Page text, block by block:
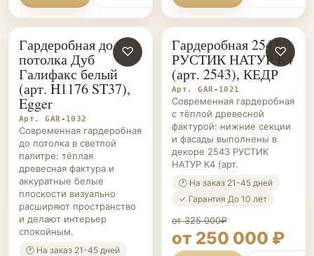
ГАРДЕРОБНЫЕ НА ЗАКАЗ
♡
Гардеробная до
потолка Дуб
Галифакс белый
(арт. H1176 ST37),
Egger
Арт. GAR-1032
Современная гардеробная
до потолка в светлой
палитре: тёплая
древесная фактура и
аккуратные белые
плоскости визуально
расширяют пространство
и делают интерьер
спокойным.
🕐 На заказ 21-45 дней
ГАРДЕРОБНЫЕ НА ЗАКАЗ
♡
Гардеробная 2543
РУСТИК НАТУР К4
(арт. 2543), КЕДР
Арт. GAR-1021
Современная гардеробная
с тёплой древесной
фактурой: нижние секции
и фасады выполнены в
декоре 2543 РУСТИК
НАТУР К4 (арт.
🕐 На заказ 21-45 дней
✓ Гарантия До 10 лет
от 325 000₽
от 250 000 ₽